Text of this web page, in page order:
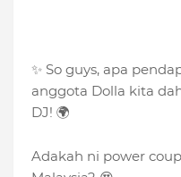
✨ So guys, apa
anggota Dolla kita
DJ! 🌍
Adakah ni power